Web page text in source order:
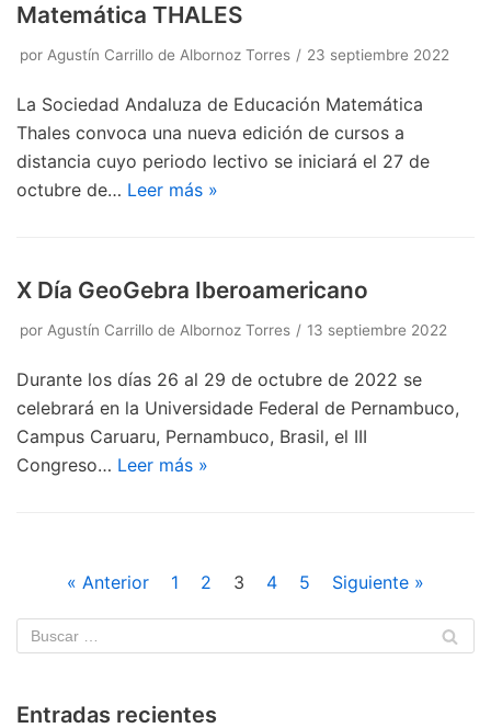
Matemática THALES
por Agustín Carrillo de Albornoz Torres 23 septiembre 2022
La Sociedad Andaluza de Educación Matemática
Thales convoca una nueva edición de cursos a
distancia cuyo periodo lectivo se iniciará el 27 de
octubre de… Leer más »
X Día GeoGebra Iberoamericano
por Agustín Carrillo de Albornoz Torres 13 septiembre 2022
Durante los días 26 al 29 de octubre de 2022 se
celebrará en la Universidade Federal de Pernambuco,
Campus Caruaru, Pernambuco, Brasil, el III
Congreso… Leer más »
« Anterior 1 2 3 4 5 Siguiente »
Entradas recientes